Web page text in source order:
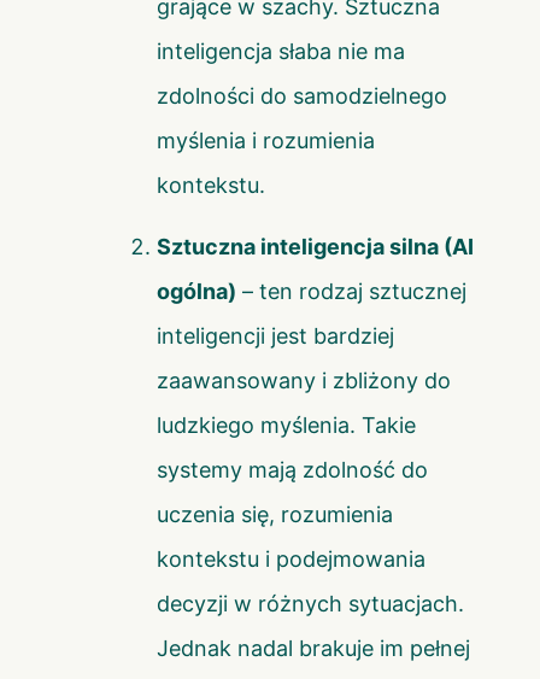
grające w szachy. Sztuczna
inteligencja słaba nie ma
zdolności do samodzielnego
myślenia i rozumienia
kontekstu.
Sztuczna inteligencja silna (AI
ogólna) – ten rodzaj sztucznej
inteligencji jest bardziej
zaawansowany i zbliżony do
ludzkiego myślenia. Takie
systemy mają zdolność do
uczenia się, rozumienia
kontekstu i podejmowania
decyzji w różnych sytuacjach.
Jednak nadal brakuje im pełnej